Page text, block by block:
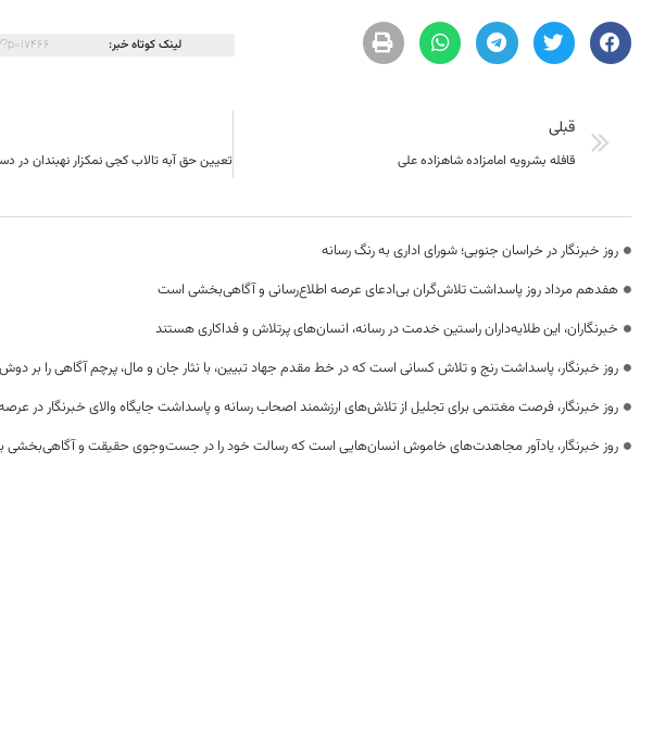
لینک کوتاه خبر:
قبلی
قافله بشرویه امامزاده شاهزاده علی
روز خبرنگار در خراسان جنوبی؛ شورای اداری به رنگ رسانه
هفدهم مرداد روز پاسداشت تلاش‌گران بی‌ادعای عرصه اطلاع‌رسانی و آگاهی‌بخشی است
خبرنگاران، این طلایه‌داران راستین خدمت در رسانه، انسان‌های پرتلاش و فداکاری هستند
روز خبرنگار، پاسداشت رنج و تلاش کسانی است که در خط مقدم جهاد تبیین، با نثار جان و مال، پرچم آگاهی را بر
روز خبرنگار، فرصت مغتنمی برای تجلیل از تلاش‌های ارزشمند اصحاب رسانه و پاسداشت جایگاه والای خبرنگار در
روز خبرنگار، یادآور مجاهدت‌های خاموش انسان‌هایی است که رسالت خود را در جست‌وجوی حقیقت و آگاهی‌بخشی